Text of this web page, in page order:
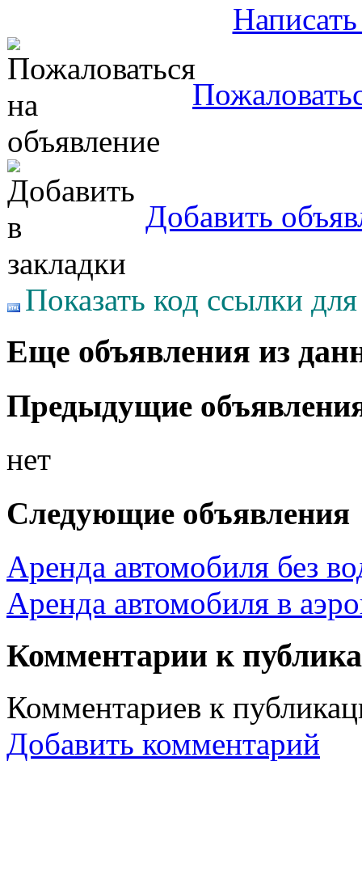
Добавить
Показать код ссылки
Еще объявления из
Предыдущие
нет
Следующие объявления
Аренда автомобиля без
Аренда автомобиля в
Комментарии к
Комментариев к
Добавить комментарий